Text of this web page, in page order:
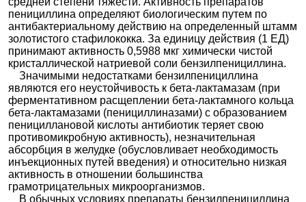
пенициллина определяют биологическим путем по
антибактериальному действию на определенный штамм
золотистого стафилококка. За единицу действия (1 ЕД)
принимают активность 0,5988 мкг химически чистой
кристаллической натриевой соли бензилпенициллина.
Значимыми недостатками бензилпенициллина
являются его неустойчивость к бета-лактамазам (при
ферментативном расщеплении бета-лактамного кольца
бета-лактамазами (пенициллиназами) с образованием
пенициллановой кислоты антибиотик теряет свою
противомикробную активность), незначительная
абсорбция в желудке (обусловливает необходимость
инъекционных путей введения) и относительно низкая
активность в отношении большинства
грамотрицательных микроорганизмов.
В обычных условиях препараты бензилпенициллина